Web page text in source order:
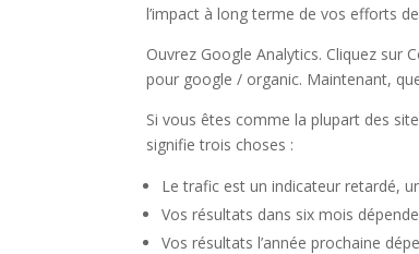
l’impact à long terme de vos efforts
Ouvrez Google Analytics. Cliquez
pour google / organic. Maintenant,
Si vous êtes comme la plupart des
signifie trois choses :
Le trafic est un indicateur retardé,
Vos résultats dans six mois
Vos résultats l’année prochaine